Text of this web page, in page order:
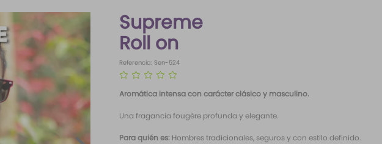
Supreme
Roll on
Referencia: Sen-524
Aromática intensa con carácter clásico y masculino.
Una fragancia fougère profunda y elegante.
Para quién es: Hombres tradicionales, seguros y con estilo definido.